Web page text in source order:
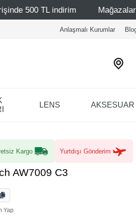
Mağazalarımız –
Anlaşmalı Kurumlar
LENS AKSESUAR
Kargo Yurtdışı Gönderim
AW7009 C3
Yap